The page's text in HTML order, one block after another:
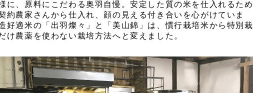
に、原料にこだわる奥羽自慢。安定した質の米を仕入れるため
約農家さんから仕入れ、顔の見える付き合いを心がけていま
好適米の「出羽燦々」と「美山錦」は、慣行栽培米から特別栽
け農薬を使わない栽培方法へと変えました。